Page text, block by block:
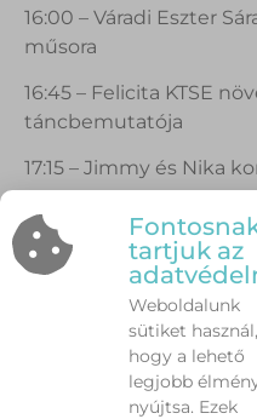
16:00 – Váradi Eszter
műsora
16:45 – Felicita KTSE
táncbemutatója
17:15 – Jimmy és Nika
A családokat
csillámtetoválás,
foglalkozások és
Millenniumi-emlékmű
A program Róth Péter
önkormányzati
tartjuk az
Weboldalunk
sütiket használ,
hogy a lehető
legjobb
nyújtsa. Ezek